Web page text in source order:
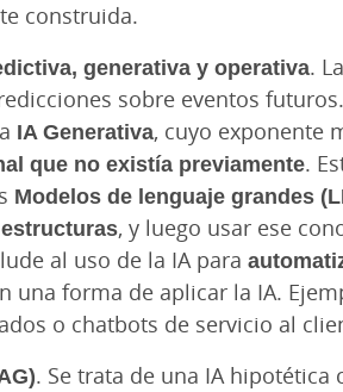
construida.
generativa y operativa. La
sobre eventos
IA Generativa, cuyo exponente
que no existía previamente.
Modelos de lenguaje grandes
, y luego usar ese
al uso de la IA para
una forma de aplicar la IA.
o chatbots de servicio al
. Se trata de una IA hipotética